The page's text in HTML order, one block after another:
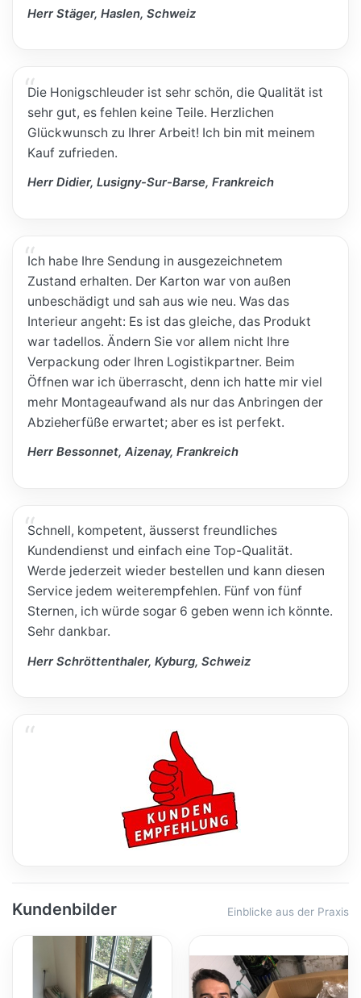
Herr Stäger, Haslen, Schweiz
Die Honigschleuder ist sehr schön, die Qualität ist
sehr gut, es fehlen keine Teile. Herzlichen
Glückwunsch zu Ihrer Arbeit! Ich bin mit meinem
Kauf zufrieden.
Herr Didier, Lusigny-Sur-Barse, Frankreich
Ich habe Ihre Sendung in ausgezeichnetem
Zustand erhalten. Der Karton war von außen
unbeschädigt und sah aus wie neu. Was das
Interieur angeht: Es ist das gleiche, das Produkt
war tadellos. Ändern Sie vor allem nicht Ihre
Verpackung oder Ihren Logistikpartner. Beim
Öffnen war ich überrascht, denn ich hatte mir viel
mehr Montageaufwand als nur das Anbringen der
Abzieherfüße erwartet; aber es ist perfekt.
Herr Bessonnet, Aizenay, Frankreich
Schnell, kompetent, äusserst freundliches
Kundendienst und einfach eine Top-Qualität.
Werde jederzeit wieder bestellen und kann diesen
Service jedem weiterempfehlen. Fünf von fünf
Sternen, ich würde sogar 6 geben wenn ich könnte.
Sehr dankbar.
Herr Schröttenthaler, Kyburg, Schweiz
Kundenbilder Einblicke aus der Praxis